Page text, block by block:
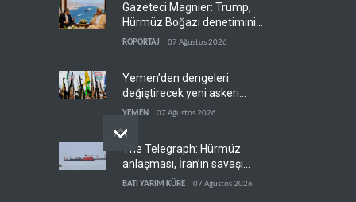
Grönland’da izinsiz sondaj
hamlesi
Gazeteci Magnier: Trump,
Hürmüz Boğazı denetimini
doğrudan İran ve Umman'a
RÖPORTAJ 07 Ağustos 2026
Yemen’den dengeleri
değiştirecek yeni askeri
denklem
YEMEN 07 Ağustos 2026
The Telegraph: Hürmüz
anlaşması, İran’ın savaşı
kazandığını gösteriyor
BATI YARIM KÜRE 07 Ağustos 2026